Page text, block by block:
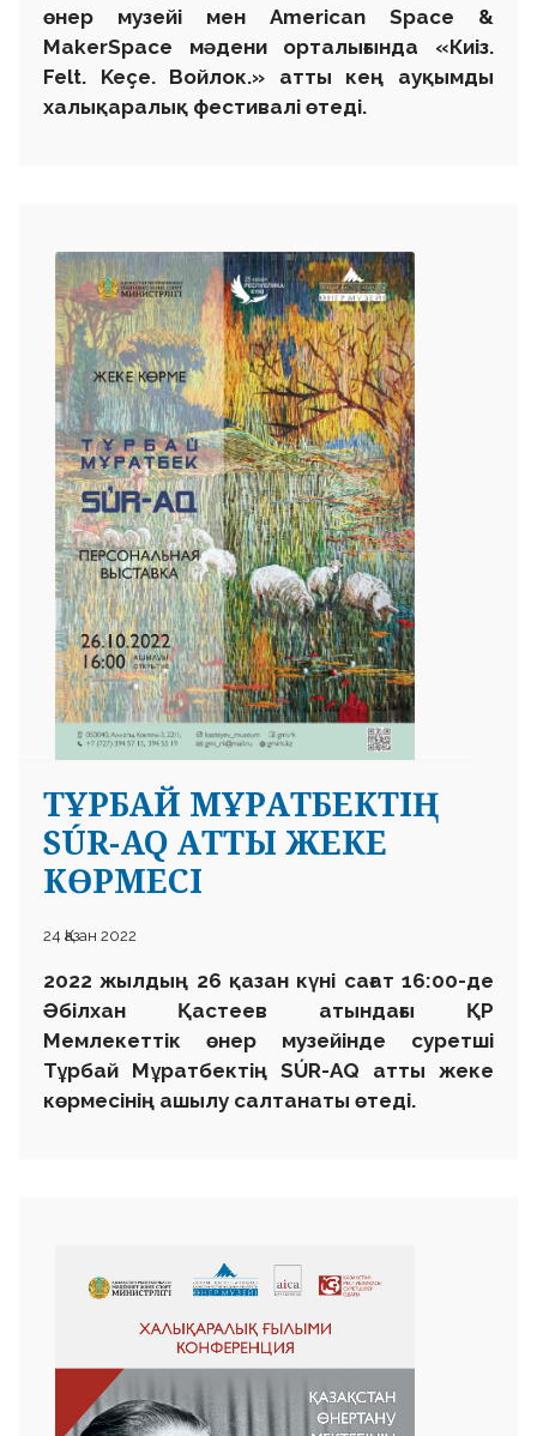
өнер музейі мен American Space &
MakerSpace мәдени орталығында «Киіз.
Felt. Keçe. Войлок.» атты кең ауқымды
халықаралық фестивалі өтеді.
ТҰРБАЙ МҰРАТБЕКТІҢ
SÚR-AQ АТТЫ ЖЕКЕ
КӨРМЕСІ
24 Қазан 2022
2022 жылдың 26 қазан күні сағат 16:00-де
Әбілхан Қастеев атындағы ҚР
Мемлекеттік өнер музейінде суретші
Тұрбай Мұратбектің SÚR-AQ атты жеке
көрмесінің ашылу салтанаты өтеді.